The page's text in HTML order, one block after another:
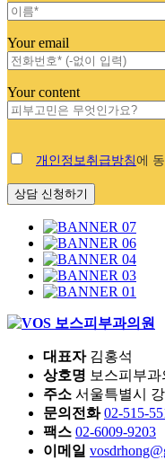
Your email
Your content
개인정보취급방침에
Events
대표자 김홍석
상호명 보스피부과
주소 서울특별시
문의전화 02-515-
팩스 02-6009-9203
이메일